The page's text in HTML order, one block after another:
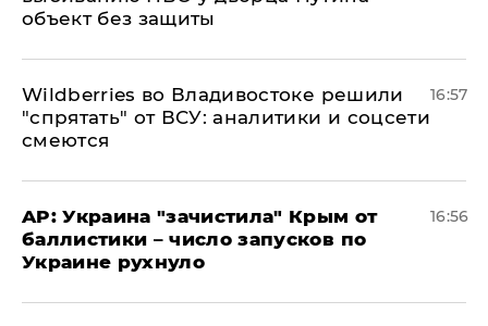
объект без защиты
Wildberries во Владивостоке решили
"спрятать" от ВСУ: аналитики и соцсети
смеются
16:57
AP: Украина "зачистила" Крым от
баллистики – число запусков по
Украине рухнуло
16:56